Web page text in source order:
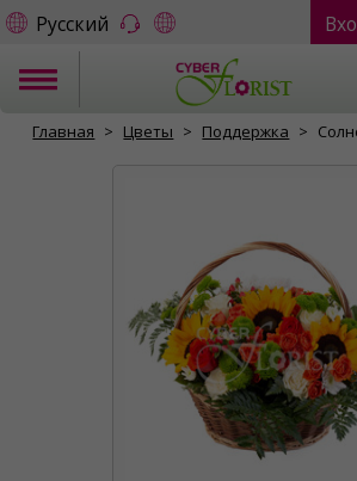
Русский
Главная Цветы Поддержка